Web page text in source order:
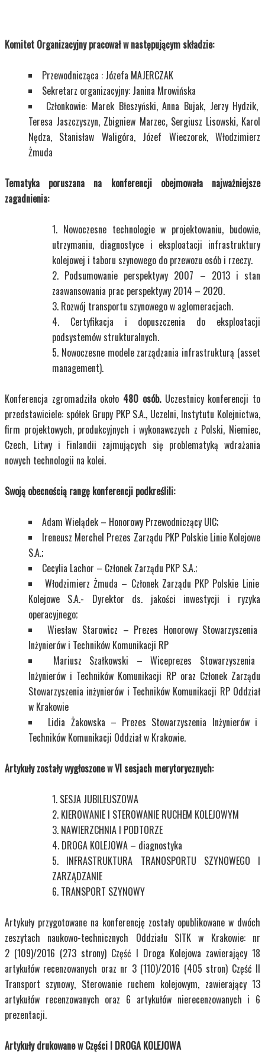
Komitet Organizacyjny pracował w następującym składzie:
Przewodnicząca : Józefa MAJERCZAK
Sekretarz organizacyjny: Janina Mrowińska
Członkowie: Marek Błeszyński, Anna Bujak, Jerzy Hydzik,
Teresa Jaszczyszyn, Zbigniew Marzec, Sergiusz Lisowski, Karol
Nędza, Stanisław Waligóra, Józef Wieczorek, Włodzimierz
Żmuda
Tematyka poruszana na konferencji obejmowała najważniejsze
zagadnienia:
Nowoczesne technologie w projektowaniu, budowie,
utrzymaniu, diagnostyce i eksploatacji infrastruktury
kolejowej i taboru szynowego do przewozu osób i rzeczy.
Podsumowanie perspektywy 2007 – 2013 i stan
zaawansowania prac perspektywy 2014 – 2020.
Rozwój transportu szynowego w aglomeracjach.
Certyfikacja i dopuszczenia do eksploatacji
podsystemów strukturalnych.
Nowoczesne modele zarządzania infrastrukturą (asset
management).
Konferencja zgromadziła około 480 osób.Uczestnicy konferencji to
przedstawiciele: spółek Grupy PKP S.A., Uczelni, Instytutu Kolejnictwa,
firm projektowych, produkcyjnych i wykonawczych z Polski, Niemiec,
Czech, Litwy i Finlandii zajmujących się problematyką wdrażania
nowych technologii na kolei.
Swoją obecnością rangę konferencji podkreślili:
Adam Wielądek – Honorowy Przewodniczący UIC;
Ireneusz Merchel Prezes Zarządu PKP Polskie Linie Kolejowe
S.A.;
Cecylia Lachor – Członek Zarządu PKP S.A.;
Włodzimierz Żmuda – Członek Zarządu PKP Polskie Linie
Kolejowe S.A.- Dyrektor ds. jakości inwestycji i ryzyka
operacyjnego;
Wiesław Starowicz – Prezes Honorowy Stowarzyszenia
Inżynierów i Techników Komunikacji RP
Mariusz Szałkowski – Wiceprezes Stowarzyszenia
Inżynierów i Techników Komunikacji RP oraz Członek Zarządu
Stowarzyszenia inżynierów i Techników Komunikacji RP Oddział
w Krakowie
Lidia Żakowska – Prezes Stowarzyszenia Inżynierów i
Techników Komunikacji Oddział w Krakowie.
Artykuły zostały wygłoszone w VI sesjach merytorycznych:
SESJA JUBILEUSZOWA
KIEROWANIE I STEROWANIE RUCHEM KOLEJOWYM
NAWIERZCHNIA I PODTORZE
DROGA KOLEJOWA – diagnostyka
INFRASTRUKTURA TRANOSPORTU SZYNOWEGO I
ZARZĄDZANIE
TRANSPORT SZYNOWY
Artykuły przygotowane na konferencję zostały opublikowane w dwóch
zeszytach naukowo-technicznych Oddziału SITK w Krakowie: nr
2 (109)/2016 (273 strony) Część I Droga Kolejowa zawierający 18
artykułów recenzowanych oraz nr 3 (110)/2016 (405 stron) Część II
Transport szynowy, Sterowanie ruchem kolejowym, zawierający 13
artykułów recenzowanych oraz 6 artykułów nierecenzowanych i 6
prezentacji.
Artykuły drukowane w Części I DROGA KOLEJOWA